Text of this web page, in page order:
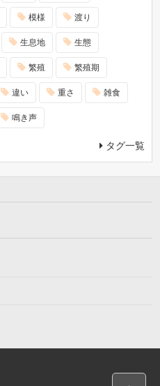
模様 渡り
生息地 生態
繁殖 繁殖期
違い 重さ 雑食
鳴き声
タグ一覧